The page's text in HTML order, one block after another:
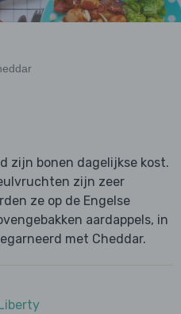
zijn bonen dagelijkse kost.
zijn zeer
ze op de Engelse
aardappels, in
met Cheddar.
Liberty